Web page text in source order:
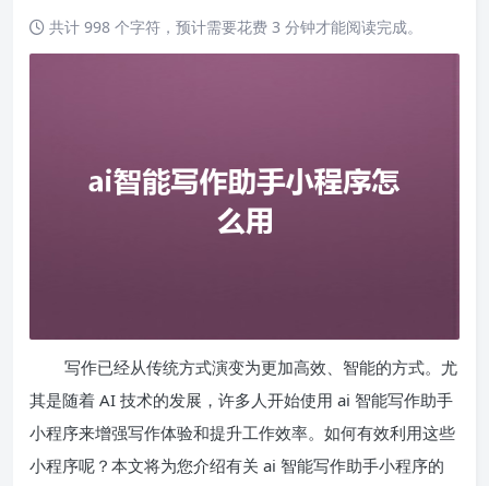
共计 998 个字符，预计需要花费 3 分钟才能阅读完成。
写作已经从传统方式演变为更加高效、智能的方式。尤
其是随着 AI 技术的发展，许多人开始使用 ai 智能写作助手
小程序来增强写作体验和提升工作效率。如何有效利用这些
小程序呢？本文将为您介绍有关 ai 智能写作助手小程序的